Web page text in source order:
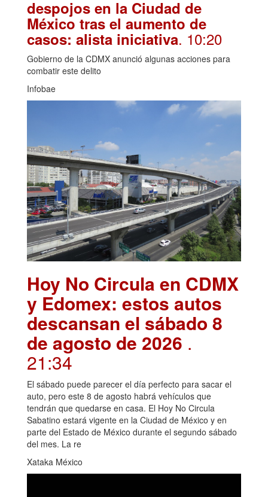
despojos en la Ciudad de
México tras el aumento de
casos: alista iniciativa. 10:20
Gobierno de la CDMX anunció algunas acciones para
combatir este delito
Infobae
Hoy No Circula en CDMX
y Edomex: estos autos
descansan el sábado 8
de agosto de 2026 .
21:34
El sábado puede parecer el día perfecto para sacar el
auto, pero este 8 de agosto habrá vehículos que
tendrán que quedarse en casa. El Hoy No Circula
Sabatino estará vigente en la Ciudad de México y en
parte del Estado de México durante el segundo sábado
del mes. La re
Xataka México